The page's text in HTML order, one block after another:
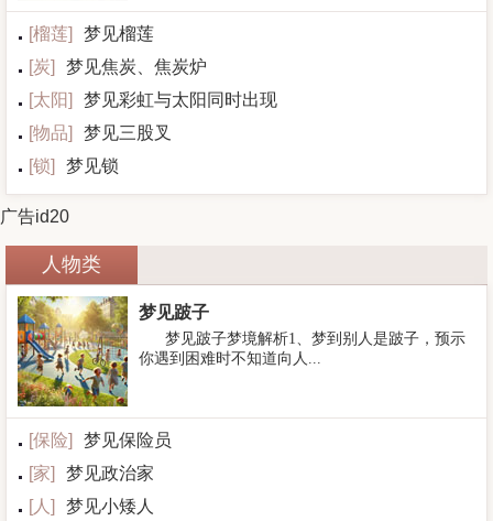
[榴莲]
梦见榴莲
[炭]
梦见焦炭、焦炭炉
[太阳]
梦见彩虹与太阳同时出现
[物品]
梦见三股叉
[锁] 梦见锁
广告id20
人物类
梦见跛子
梦见跛子梦境解析1、梦到别人是跛子，预示
你遇到困难时不知道向人...
[保险]
梦见保险员
[家]
梦见政治家
[人 ]
梦见小矮人